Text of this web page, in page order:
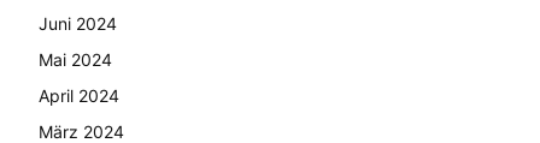
Juni 2024
Mai 2024
April 2024
März 2024